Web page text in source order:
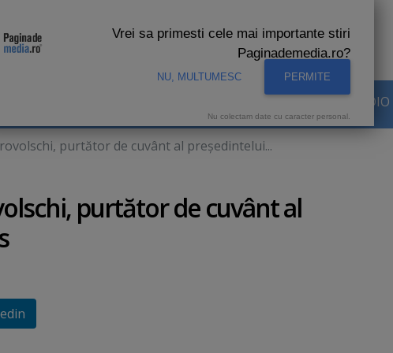
AUDIENTE RADIO
purtător de cuvânt al preşedintelui...
purtător de cuvânt al
Vrei sa primesti cele mai importante stiri
Paginademedia.ro?
NU, MULTUMESC PERMITE
Nu colectam date cu caracter personal.